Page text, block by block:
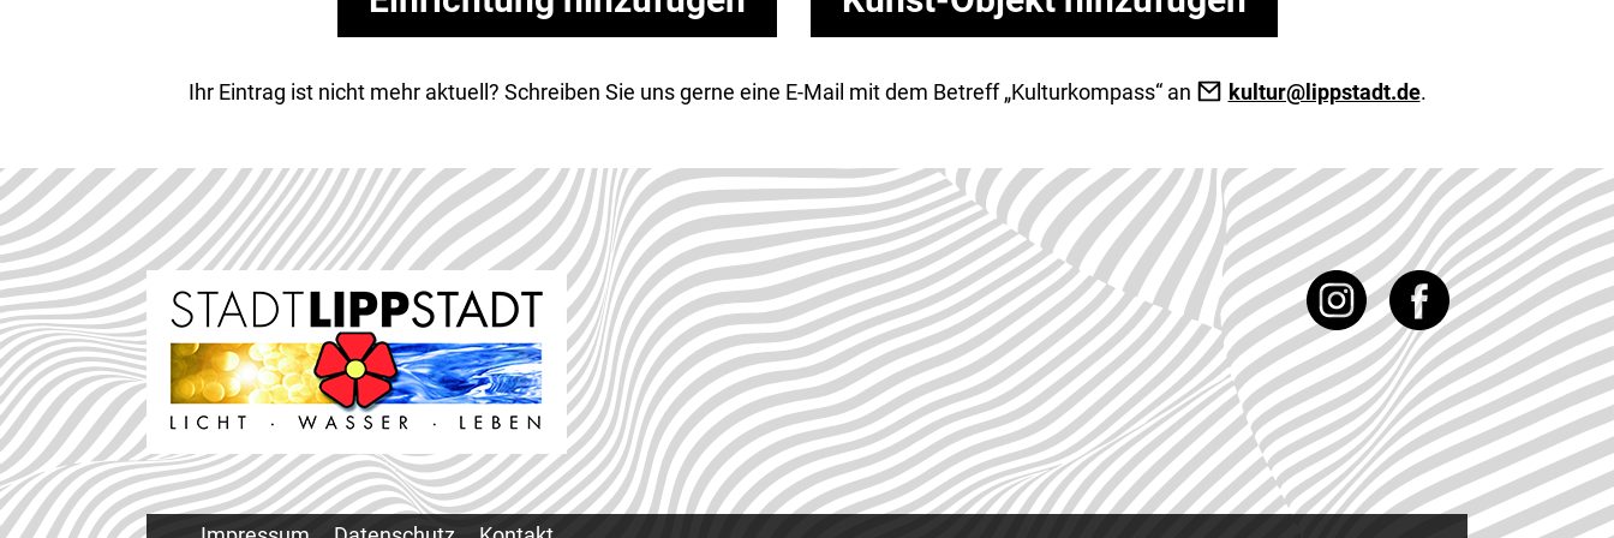
Ihr Eintrag ist nicht mehr aktuell? Schreiben Sie uns gerne eine E-Mail mit dem Betreff „Kulturkompass“ an kultur@lippstadt.de.
InstagramFacebook